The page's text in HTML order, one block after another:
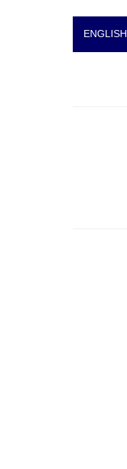
ENGLISH